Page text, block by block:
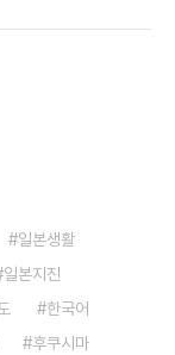
일본생활
일본지진
한국어
후쿠시마